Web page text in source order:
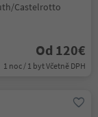
Castelrotto
Od 120€
1 noc / 1 byt Včetně DPH